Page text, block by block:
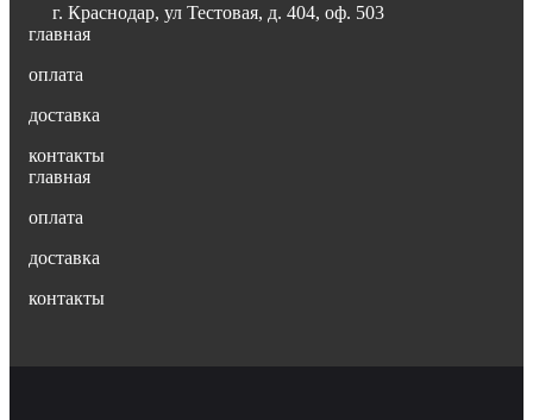
г. Краснодар, ул Тестовая, д. 404, оф. 503
главная
оплата
доставка
контакты
главная
оплата
доставка
контакты